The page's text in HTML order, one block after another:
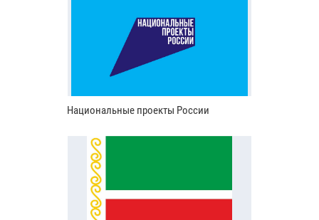
Национальные проекты России